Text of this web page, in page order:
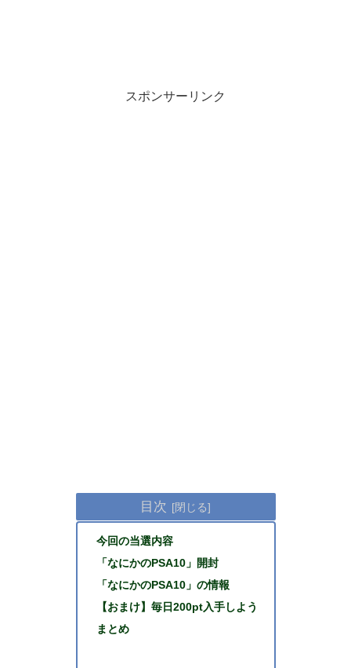
スポンサーリンク
目次
今回の当選内容
「なにかのPSA10」開封
「なにかのPSA10」の情報
【おまけ】毎日200pt入手しよう
まとめ